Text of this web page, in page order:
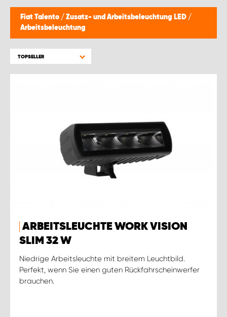
Fiat Talento / Zusatz- und Arbeitsbeleuchtung LED /
Arbeitsbeleuchtung
TOPSELLER
ARBEITSLEUCHTE WORK VISION
SLIM 32 W
Niedrige Arbeitsleuchte mit breitem Leuchtbild.
Perfekt, wenn Sie einen guten Rückfahrscheinwerfer
brauchen.